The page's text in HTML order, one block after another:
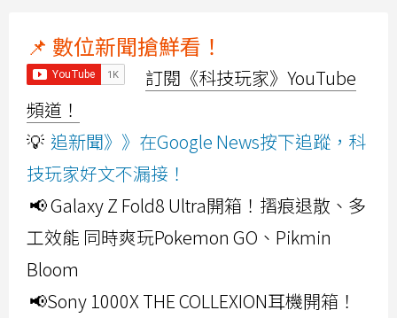
📌 數位新聞搶鮮看！
訂閱《科技玩家》YouTube
頻道！
💡 追新聞》》在Google News按下追蹤，科
技玩家好文不漏接！
📢 Galaxy Z Fold8 Ultra開箱！摺痕退散、多
工效能 同時爽玩Pokemon GO、Pikmin
Bloom
📢Sony 1000X THE COLLEXION耳機開箱！